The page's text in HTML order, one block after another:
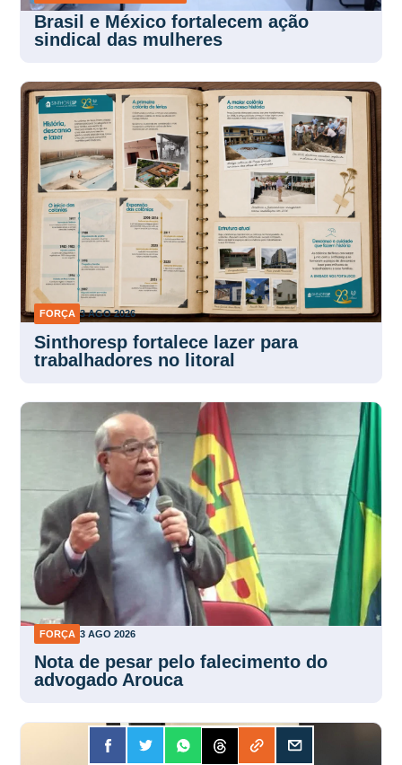
Brasil e México fortalecem ação
sindical das mulheres
FORÇA 3 AGO 2026
Sinthoresp fortalece lazer para
trabalhadores no litoral
FORÇA 3 AGO 2026
Nota de pesar pelo falecimento do
advogado Arouca